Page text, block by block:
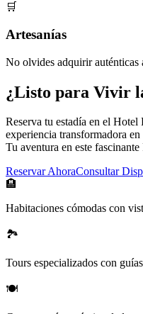
🛒
Artesanías
No olvides adquirir auténticas
¿Listo para Vivir
Reserva tu estadía en el Hotel
experiencia transformadora
Tu aventura en este
Reservar AhoraConsultar
🏨
Habitaciones cómodas con
🏞️
Tours especializados con
🍽️